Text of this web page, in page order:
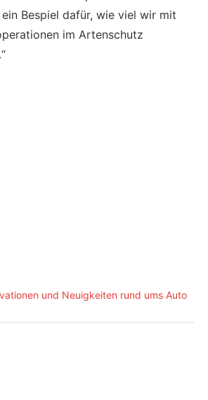
Bespiel dafür, wie viel wir mit
im Artenschutz